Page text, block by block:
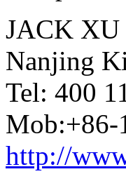
JACK XU
Nanjing
Tel: 400
Mob:+86-
http://